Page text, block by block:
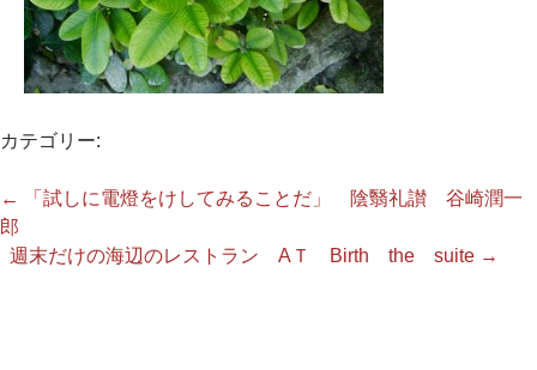
カテゴリー:
←
「試しに電燈をけしてみることだ」 陰翳礼讃 谷崎潤一
郎
週末だけの海辺のレストラン AＴ Birth the suite →